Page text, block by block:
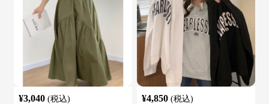
¥3,040 (税込) ¥4,850 (税込)